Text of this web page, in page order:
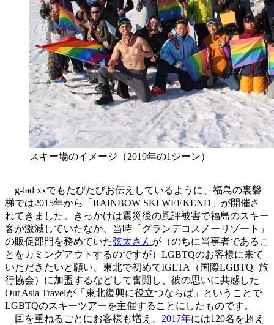
スキー場のイメージ（2019年の1シーン）
g-lad xxでもたびたびお伝えしているように、福島の裏磐
梯では2015年から「RAINBOW SKI WEEKEND」が開催さ
れてきました。きっかけは震災後の風評被害で福島のスキー
客が激減していたなか、当時「グランデコスノーリゾート」
の販促部門を務めていた弦太さんが（のちに当事者であるこ
とをカミングアウトするのですが）LGBTQのお客様に来て
いただきたいと願い、東北で初めてIGLTA（国際LGBTQ+旅
行協会）に加盟するなどして奮闘し、彼の思いに共感した
Out Asia Travelが「東北復興に役立つならば」ということで
LGBTQのスキーツアーを主催することにしたものです。
回を重ねるごとにお客様も増え、 2017年には120名を超え